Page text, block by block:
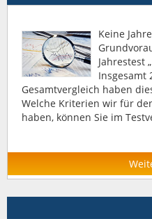
Keine
Jahrestest
Insgesamt
Gesamtvergleich haben
Welche Kriterien wir für
haben, können Sie im